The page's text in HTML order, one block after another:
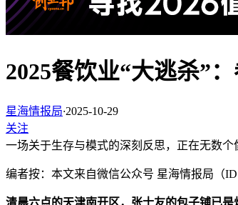
2025餐饮业“大逃杀”
星海情报局·2025-10-29
关注
一场关于生存与模式的深刻反思，正在无数个
编者按：本文来自微信公众号 星海情报局（
清晨六点的天津南开区，张士友的包子铺已是